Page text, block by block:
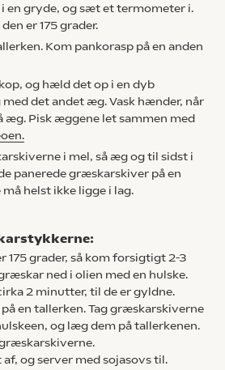
en gryde, og sæt et termometer i.
er 175 grader.
Kom pankorasp på en anden
og hæld det op i en dyb
med det andet æg. Vask hænder, når
æg. Pisk æggene let sammen med
i mel, så æg og til sidst i
panerede græskarskiver på en
helst ikke ligge i lag.
175 grader, så kom forsigtigt 2-3
ned i olien med en hulske.
2 minutter, til de er gyldne.
en tallerken. Tag græskarskiverne
og læg dem på tallerkenen.
og server med sojasovs til.